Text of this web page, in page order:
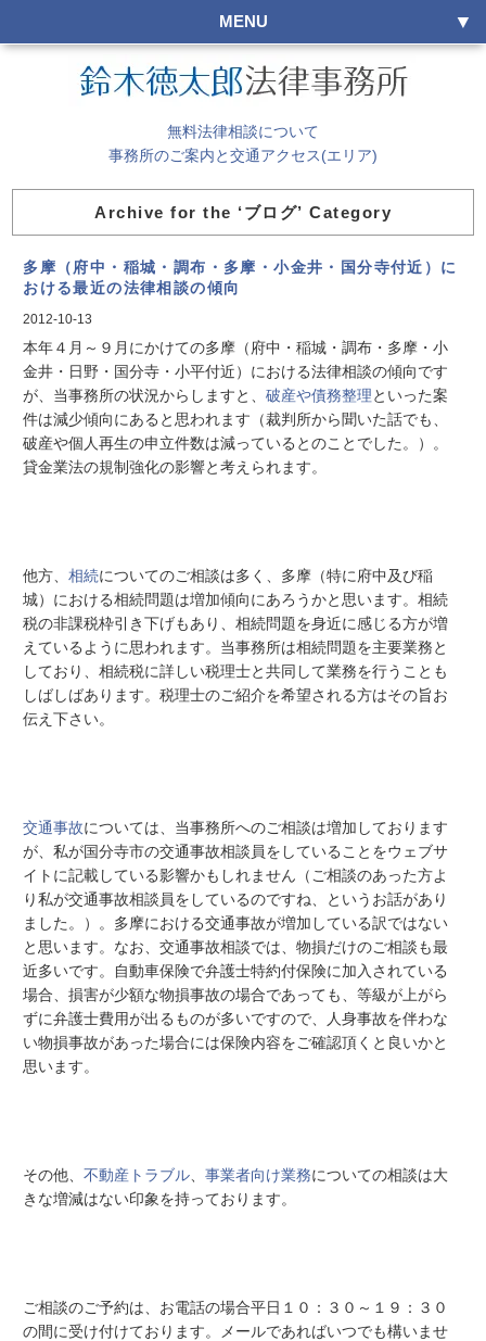
無料法律相談について
事務所のご案内と交通アクセス(エリア)
MENU
Archive for the ‘ブログ’ Category
多摩（府中・稲城・調布・多摩・小金井・国分寺付近）に
おける最近の法律相談の傾向
2012-10-13
本年４月～９月にかけての多摩（府中・稲城・調布・多摩・小
金井・日野・国分寺・小平付近） における法律相談の傾向です
が、当事務所の状況からしますと、破産や債務整理といった案
件は減少傾向にあると思われます（裁判所から聞いた話でも、
破産や個人再生の申立件数は減っているとのことでした。）。
貸金業法の規制強化の影響と考えられます。
他方、相続についてのご相談は多く、多摩（特に府中及び稲
城）における相続問題は増加傾向にあろうかと思います。相続
税の非課税枠引き下げもあり、相続問題を身近に感じる方が増
えているように思われます。当事務所は相続問題を主要業務と
しており、相続税に詳しい税理士と共同して業務を行うことも
しばしばあります。税理士のご紹介を希望される方はその旨お
伝え下さい。
交通事故については、当事務所へのご相談は増加しております
が、私が国分寺市の交通事故相談員をしていることをウェブサ
イトに記載している影響かもしれません（ご相談のあった方よ
り私が交通事故相談員をしているのですね、というお話があり
ました。）。多摩における交通事故が増加している訳ではない
と思います。なお、交通事故相談では、物損だけのご相談も最
近多いです。自動車保険で弁護士特約付保険に加入されている
場合、損害が少額な物損事故の場合であっても、等級が上がら
ずに弁護士費用が出るものが多いですので、人身事故を伴わな
い物損事故があった場合には保険内容をご確認頂くと良いかと
思います。
その他、不動産トラブル 、事業者向け業務についての相談は大
きな増減はない印象を持っております。
ご相談のご予約は、お電話の場合平日１０：３０～１９：３０
の間に受け付けております。メールであればいつでも構いませ